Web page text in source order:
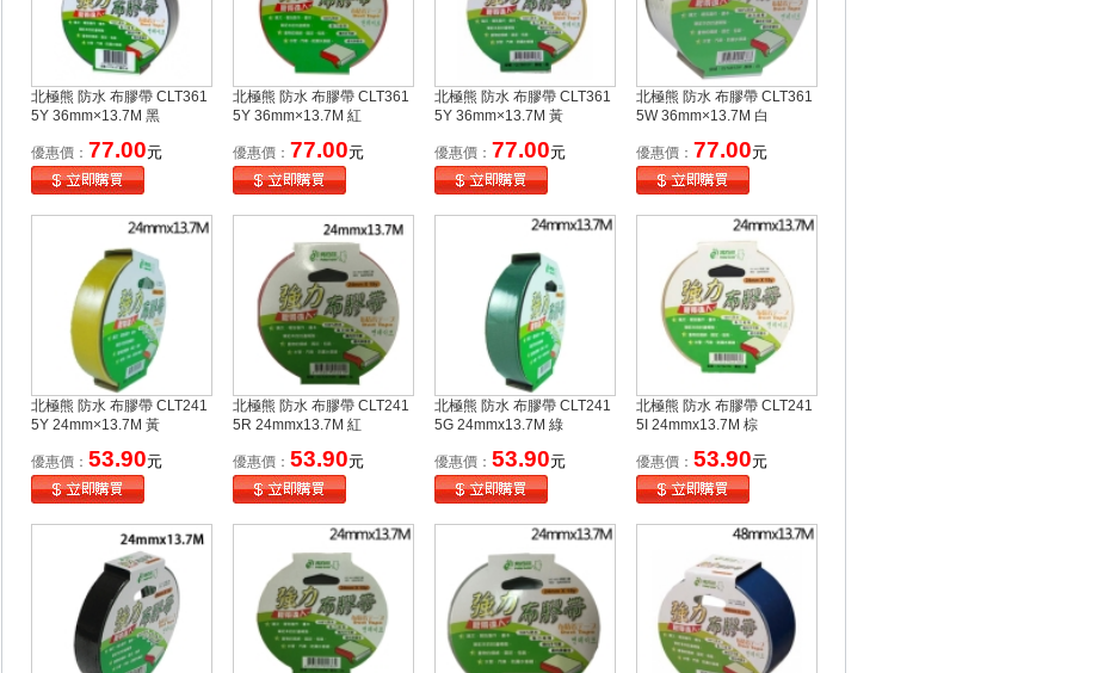
北極熊 防水 布膠帶 CLT361
5Y 36mm×13.7M 黑
優惠價： 77.00元
北極熊 防水 布膠帶 CLT361
5Y 36mm×13.7M 紅
優惠價： 77.00元
北極熊 防水 布膠帶 CLT361
5Y 36mm×13.7M 黃
優惠價： 77.00元
北極熊 防水 布膠帶 CLT361
5W 36mm×13.7M 白
優惠價： 77.00元
北極熊 防水 布膠帶 CLT241
5Y 24mm×13.7M 黃
優惠價： 53.90元
北極熊 防水 布膠帶 CLT241
5R 24mmx13.7M 紅
優惠價： 53.90元
北極熊 防水 布膠帶 CLT241
5G 24mmx13.7M 綠
優惠價： 53.90元
北極熊 防水 布膠帶 CLT241
5I 24mmx13.7M 棕
優惠價： 53.90元